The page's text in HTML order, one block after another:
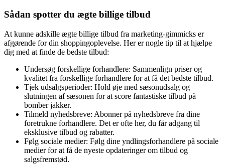
Sådan spotter du ægte billige tilbud
At kunne adskille ægte billige tilbud fra marketing-gimmicks er
afgørende for din shoppingoplevelse. Her er nogle tip til at hjælpe
dig med at finde de bedste tilbud:
Undersøg forskellige forhandlere: Sammenlign priser og
kvalitet fra forskellige forhandlere for at få det bedste tilbud.
Tjek udsalgsperioder: Hold øje med sæsonudsalg og
slutningen af ​​sæsonen for at score fantastiske tilbud på
bomber jakker.
Tilmeld nyhedsbreve: Abonner på nyhedsbreve fra dine
foretrukne forhandlere. Det er ofte her, du får adgang til
eksklusive tilbud og rabatter.
Følg sociale medier: Følg dine yndlingsforhandlere på sociale
medier for at få de nyeste opdateringer om tilbud og
salgsfremstød.